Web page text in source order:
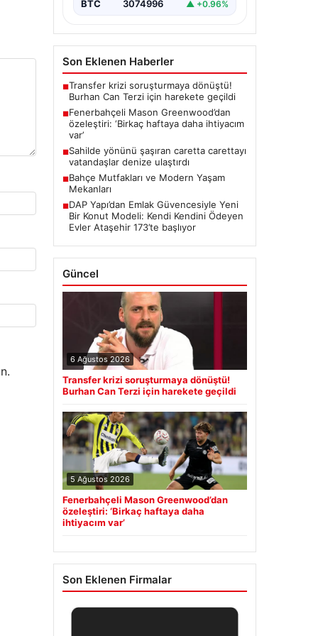
BTC 3074996 ▲ +0.96%
Son Eklenen Haberler
■Transfer krizi soruşturmaya dönüştü!
Burhan Can Terzi için harekete geçildi
■Fenerbahçeli Mason Greenwood’dan
özeleştiri: ‘Birkaç haftaya daha ihtiyacım
var’
■Sahilde yönünü şaşıran caretta carettayı
vatandaşlar denize ulaştırdı
■Bahçe Mutfakları ve Modern Yaşam
Mekanları
■DAP Yapı’dan Emlak Güvencesiyle Yeni
Bir Konut Modeli: Kendi Kendini Ödeyen
Evler Ataşehir 173’te başlıyor
Güncel
6 Ağustos 2026
Transfer krizi soruşturmaya dönüştü!
Burhan Can Terzi için harekete geçildi
5 Ağustos 2026
Fenerbahçeli Mason Greenwood’dan
özeleştiri: ‘Birkaç haftaya daha
ihtiyacım var’
Son Eklenen Firmalar